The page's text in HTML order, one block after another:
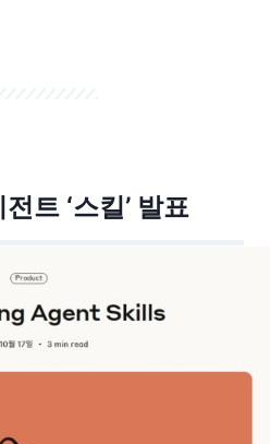
트 ‘스킬’ 발표